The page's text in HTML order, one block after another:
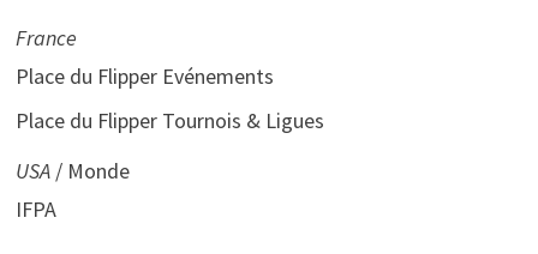
France
Place du Flipper Evénements
Place du Flipper Tournois & Ligues
USA/ Monde
IFPA